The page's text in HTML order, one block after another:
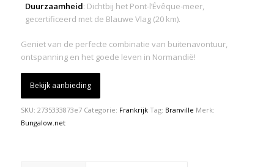
Duurzaamheid: Dichtbij het Pont-l’Évêque-meer,
gecertificeerd met de Blauwe Vlag (20 km).
Geniet van de perfecte combinatie van buitenavontuur,
ontspanning en het goede leven in Normandië!
Bekijk aanbieding
SKU: 2735333873e7 Categorie: Frankrijk Tag: Branville Merk:
Bungalow.net